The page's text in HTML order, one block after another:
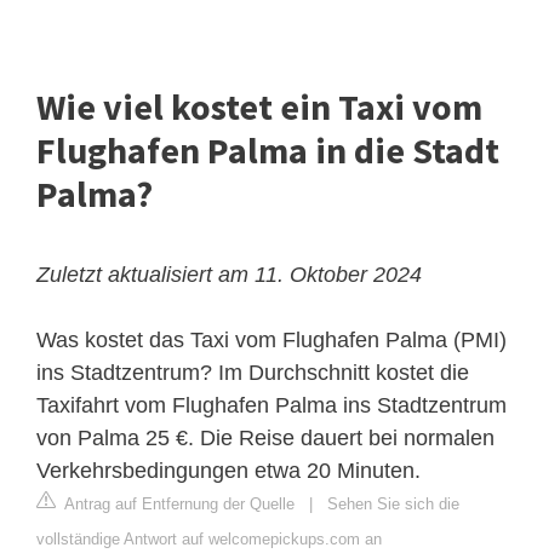
Wie viel kostet ein Taxi vom
Flughafen Palma in die Stadt
Palma?
Zuletzt aktualisiert am 11. Oktober 2024
Was kostet das Taxi vom Flughafen Palma (PMI)
ins Stadtzentrum? Im Durchschnitt kostet die
Taxifahrt vom Flughafen Palma ins Stadtzentrum
von Palma 25 €. Die Reise dauert bei normalen
Verkehrsbedingungen etwa 20 Minuten.
Antrag auf Entfernung der Quelle
Sehen Sie sich die
vollständige Antwort auf welcomepickups.com an